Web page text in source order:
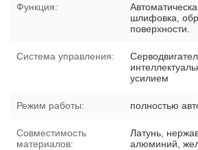
Функция:
шлифовка,
поверхности.
Система управления:
усилием
Режим работы: полностью
Совместимость
материалов:
Латунь,
алюминий,